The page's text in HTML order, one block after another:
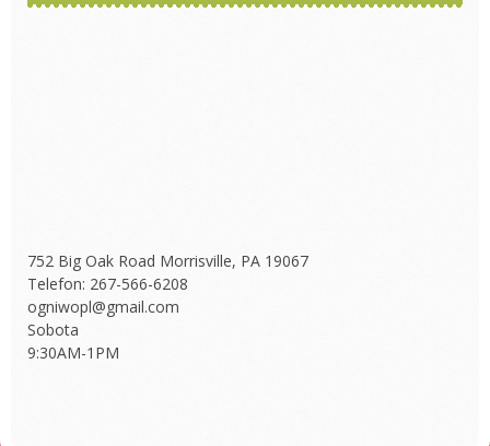
752 Big Oak Road Morrisville, PA 19067
Telefon: 267-566-6208
ogniwopl@gmail.com
Sobota
9:30AM-1PM